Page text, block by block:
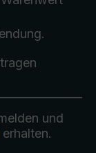
.
und
erhalten.